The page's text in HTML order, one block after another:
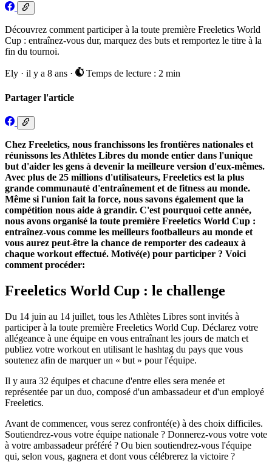
Découvrez comment participer à la toute première Freeletics World
Cup : entraînez-vous dur, marquez des buts et remportez le titre à la
fin du tournoi.
Ely · il y a 8 ans · Temps de lecture : 2 min
Partager l'article
Chez Freeletics, nous franchissons les frontières nationales et
réunissons les Athlètes Libres du monde entier dans l'unique
but d'aider les gens à devenir la meilleure version d'eux-mêmes.
Avec plus de 25 millions d'utilisateurs, Freeletics est la plus
grande communauté d'entraînement et de fitness au monde.
Même si l'union fait la force, nous savons également que la
compétition nous aide à grandir. C'est pourquoi cette année,
nous avons organisé la toute première Freeletics World Cup :
entraînez-vous comme les meilleurs footballeurs au monde et
vous aurez peut-être la chance de remporter des cadeaux à
chaque workout effectué. Motivé(e) pour participer ? Voici
comment procéder:
Freeletics World Cup : le challenge
Du 14 juin au 14 juillet, tous les Athlètes Libres sont invités à
participer à la toute première Freeletics World Cup. Déclarez votre
allégeance à une équipe en vous entraînant les jours de match et
publiez votre workout en utilisant le hashtag du pays que vous
soutenez afin de marquer un « but » pour l'équipe.
Il y aura 32 équipes et chacune d'entre elles sera menée et
représentée par un duo, composé d'un ambassadeur et d'un employé
Freeletics.
Avant de commencer, vous serez confronté(e) à des choix difficiles.
Soutiendrez-vous votre équipe nationale ? Donnerez-vous votre vote
à votre ambassadeur préféré ? Ou bien soutiendrez-vous l'équipe
qui, selon vous, gagnera et dont vous célébrerez la victoire ?